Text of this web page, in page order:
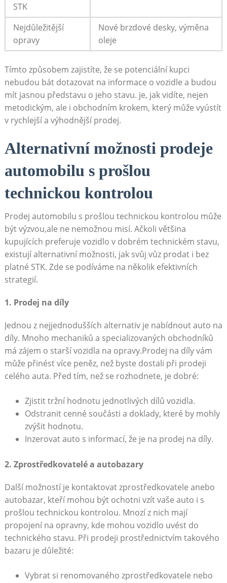
STK
Nejdůležitější
opravy
Nové brzdové desky, výměna
oleje
Tímto způsobem zajistíte, že se potenciální kupci
nebudou bát dotazovat na informace o vozidle a budou
mít jasnou představu o jeho stavu. je, jak vidíte, nejen
metodickým, ale i obchodním krokem, který může vyústít
v rychlejší a výhodnější prodej.
Alternativní možnosti prodeje
automobilu s prošlou
technickou kontrolou
Prodej automobilu s prošlou technickou kontrolou může
být výzvou,ale ne nemožnou misí. Ačkoli většina
kupujících preferuje vozidlo v dobrém technickém stavu,
existují alternativní možnosti, jak svůj vůz prodat i bez
platné STK. Zde se podíváme na několik efektivních
strategií.
1. Prodej na díly
Jednou z nejjednodušších alternativ je nabídnout auto na
díly. Mnoho mechaniků a specializovaných obchodníků
má zájem o starší vozidla na opravy.Prodej na díly vám
může přinést více peněz, než byste dostali při prodeji
celého auta. Před tím, než se rozhodnete, je dobré:
Zjistit tržní hodnotu jednotlivých dílů vozidla.
Odstranit cenné součásti a doklady, které by mohly
zvýšit hodnotu.
Inzerovat auto s informací, že je na prodej na díly.
2. Zprostředkovatelé a autobazary
Další možností je kontaktovat zprostředkovatele anebo
autobazar, kteří mohou být ochotni vzít vaše auto i s
prošlou technickou kontrolou. Mnozí z nich mají
propojení na opravny, kde mohou vozidlo uvést do
technického stavu. Při prodeji prostřednictvím takového
bazaru je důležité:
Vybrat si renomovaného zprostředkovatele nebo